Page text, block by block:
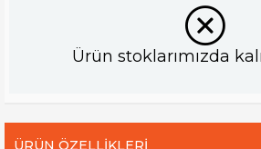
Ürün stoklarımızda
ÜRÜN ÖZELLIKLERI